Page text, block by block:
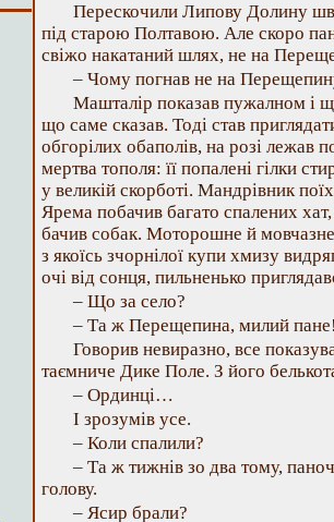
Перескочили Липову Долину
під старою Полтавою. Але скоро
свіжо накатаний шлях, не на
– Чому погнав не на
Машталір показав пужалном і
що саме сказав. Тоді став
обгорілих обаполів, на розі лежав
мертва тополя: її попалені гілки
у великій скорботі. Мандрівник
Ярема побачив багато спалених
бачив собак. Моторошне й
з якоїсь зчорнілої купи хмизу
очі від сонця, пильненько
– Що за село?
– Та ж Перещепина, милий
Говорив невиразно, все
таємниче Дике Поле. З його
– Ординці…
І зрозумів усе.
– Коли спалили?
– Та ж тижнів зо два тому,
голову.
– Ясир брали?